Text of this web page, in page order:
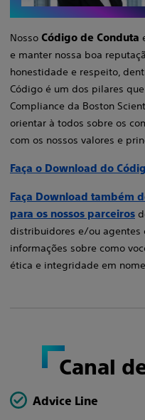
Nosso Código de Conduta
e manter nossa boa
honestidade e respeito,
Código é um dos pilares
Compliance da Boston
orientar à todos sobre os
com os nossos valores e
Faça o Download do
Faça Download também
para os nossos parceiros
distribuidores e/ou agentes
informações sobre como
ética e integridade em
Canal
Advice Line